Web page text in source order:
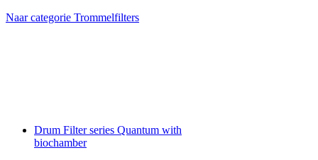
Naar categorie Trommelfilters
Drum Filter series Quantum with
biochamber